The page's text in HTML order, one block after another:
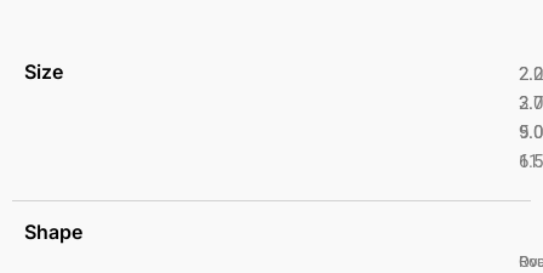
Size
Shape